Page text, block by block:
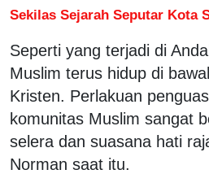
Sekilas Sejarah Seputar Kota
Seperti yang terjadi di
Muslim terus hidup di
Kristen. Perlakuan
komunitas Muslim sangat
selera dan suasana hati
Norman saat itu.